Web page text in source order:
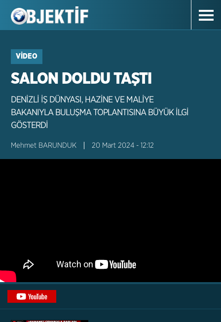
VIDEO
SALON DOLDU TAŞTI
DENİZLİ İŞ DÜNYASI, HAZİNE VE MALİYE
BAKANIYLA BULUŞMA TOPLANTISINA BÜYÜK İLGİ
GÖSTERDİ
Mehmet BARUNDUK 20 Mart 2024 - 12:12